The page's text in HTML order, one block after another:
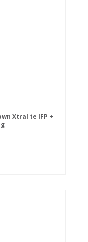
Xtralite IFP +